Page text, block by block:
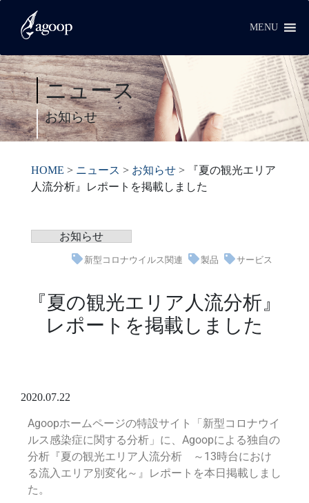
MENU
ニュース
お知らせ
HOME > ニュース > お知らせ>
『夏の観光エリア
人流分析』レポートを掲載しました
お知らせ
新型コロナウイルス関連 製品 サービス
『夏の観光エリア人流分析』
レポートを掲載しました
2020.07.22
Agoopホームページの特設サイト「新型コロナウイ
ルス感染症に関する分析」に、Agoopによる独自の
分析『夏の観光エリア人流分析 ～13時台におけ
る流入エリア別変化～』 レポート を本日掲載しまし
た。